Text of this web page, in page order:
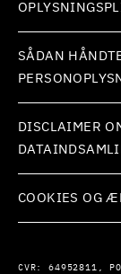
CVR: 64952811,
SÅDAN
DISCLAIMER
COOKIES OG